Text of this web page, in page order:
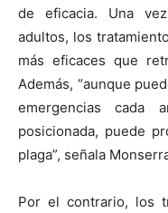
de eficacia. Una
adultos, los
más eficaces que
Además, “aunque
emergencias cada
posicionada, puede
plaga”, señala
Por el contrario, los